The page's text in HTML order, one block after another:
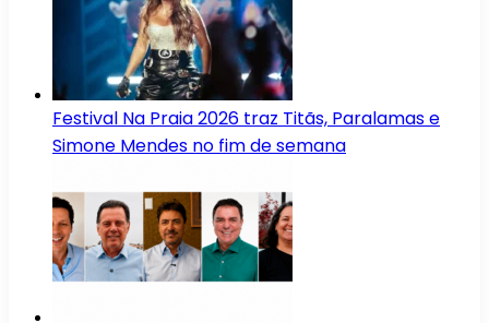
Festival Na Praia 2026 traz Titãs, Paralamas e
Simone Mendes no fim de semana